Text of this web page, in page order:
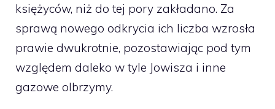
księżyców, niż do tej pory zakładano. Za
sprawą nowego odkrycia ich liczba wzrosła
prawie dwukrotnie, pozostawiając pod tym
względem daleko w tyle Jowisza i inne
gazowe olbrzymy.